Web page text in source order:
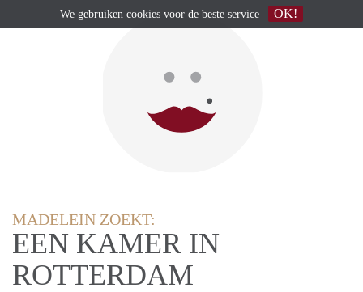
MADELEIN ZOEKT:
EEN KAMER IN
ROTTERDAM
We gebruiken cookies voor de beste service OK!